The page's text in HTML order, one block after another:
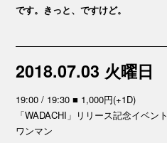
です。きっと、ですけど。
2018.07.03 火曜日
19:00 / 19:30 ■ 1,000円(+1D)
「WADACHI」リリース記念イベ
ワンマン